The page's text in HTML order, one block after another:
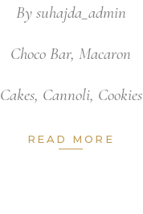
By suhajda_admin
Choco Bar, Macaron
Cakes, Cannoli, Cookies
READ MORE